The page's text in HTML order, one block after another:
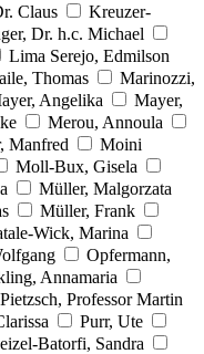
Claus
Kreuzer-
Dr. h.c. Michael
Lima Serejo, Edmilson
Thomas
Marinozzi,
Angelika
Mayer,
Merou, Annoula
Manfred
Moini
Moll-Bux, Gisela
Müller, Malgorzata
Müller, Frank
Wick, Marina
Opfermann,
Annamaria
Pietzsch, Professor Martin
Purr, Ute
Batorfi, Sandra